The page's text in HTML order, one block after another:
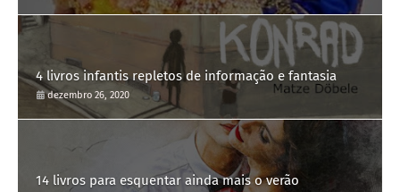
4 livros infantis repletos de informação e fantasia
dezembro 26, 2020
14 livros para esquentar ainda mais o verão